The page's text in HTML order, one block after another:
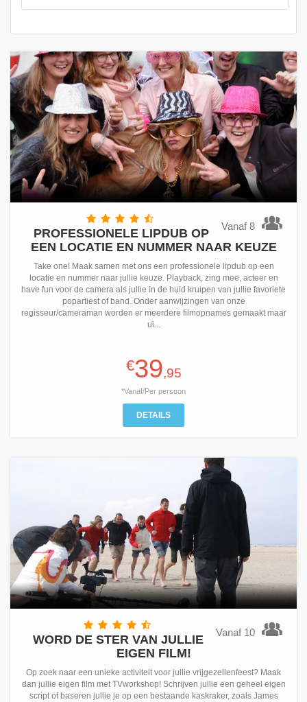
Vanaf 8
PROFESSIONELE LIPDUB OP
EEN LOCATIE EN NUMMER NAAR KEUZE
Take one! Maak samen met ons een professionele lipdub op een
locatie en nummer naar jullie keuze. Playback, zing mee, acteer en
have fun voor de camera als jullie in de huid kruipen van jullie favoriete
popartiest of band. Onder aanwijzingen van onze
regisseur/cameraman worden er meerdere filmopnames gemaakt maar
ui...
€39,95
*Vanaf/Per persoon
DETAILS
Vanaf 10
WORD DE STER VAN JULLIE
EIGEN FILM!
Op zoek naar een unieke activiteit voor jullie vrijgezellenfeest? Maak
dan jullie eigen film met TVworkshop! Schrijven jullie een geheel eigen
script of baseren jullie je op een bestaande kaskraker, zoals James